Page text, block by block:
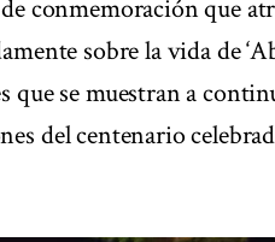
conmemoración que
sobre la vida de
que se muestran a
del centenario